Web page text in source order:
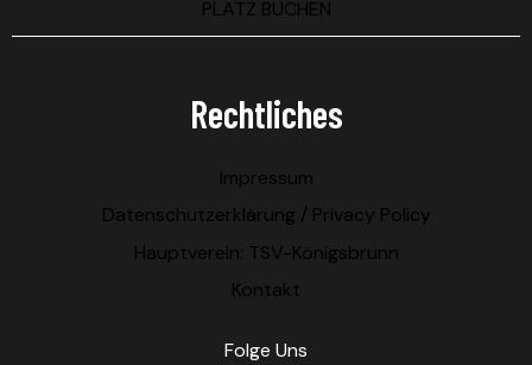
PLATZ BUCHEN
Rechtliches
Impressum
Datenschutzerklärung / Privacy Policy
Hauptverein: TSV-Königsbrunn
Kontakt
Folge Uns